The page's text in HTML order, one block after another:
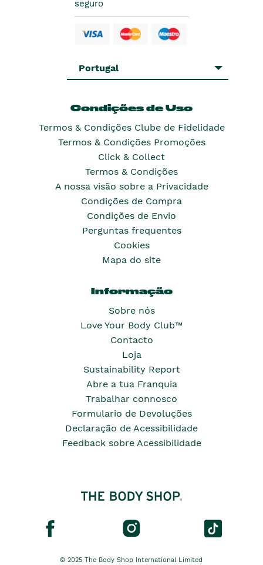
seguro
Portugal
Condições de Uso
Termos & Condições Clube de Fidelidade
Termos & Condições Promoções
Click & Collect
Termos & Condições
A nossa visão sobre a Privacidade
Condições de Compra
Condições de Envio
Perguntas frequentes
Cookies
Mapa do site
Informação
Sobre nós
Love Your Body Club™
Contacto
Loja
Sustainability Report
Abre a tua Franquia
Trabalhar connosco
Formulario de Devoluções
Declaração de Acessibilidade
Feedback sobre Acessibilidade
© 2025 The Body Shop International Limited